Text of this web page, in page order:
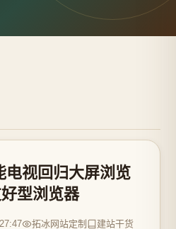
视回归大屏浏览
型浏览器
拓冰网站定制 建站干货